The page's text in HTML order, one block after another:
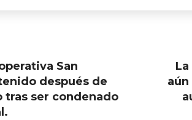
San
después de
ser condenado